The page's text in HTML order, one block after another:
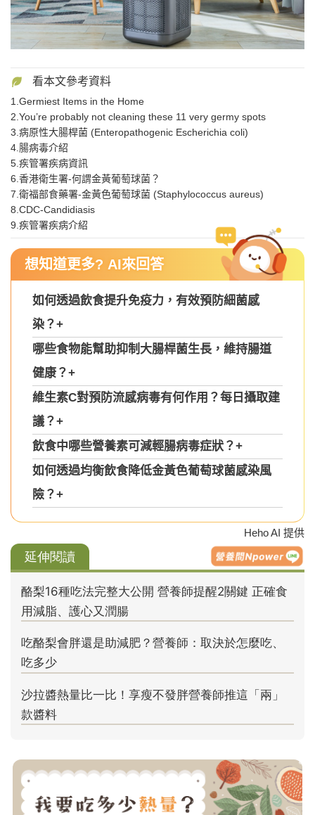
1.Germiest Items in the Home
2.You’re probably not cleaning these 11 very germy spots
3.病原性大腸桿菌 (Enteropathogenic Escherichia coli)
4.腸病毒介紹
5.疾管署疾病資訊
6.香港衛生署-何謂金黃葡萄球菌？
7.衛福部食藥署-金黃色葡萄球菌 (Staphylococcus aureus)
8.CDC-Candidiasis
9.疾管署疾病介紹
想知道更多? AI來回答
如何透過飲食提升免疫力，有效預防細菌感
染？+
哪些食物能幫助抑制大腸桿菌生長，維持腸道
健康？+
維生素C對預防流感病毒有何作用？每日攝取建
議？+
飲食中哪些營養素可減輕腸病毒症狀？+
如何透過均衡飲食降低金黃色葡萄球菌感染風
險？+
Heho AI 提供